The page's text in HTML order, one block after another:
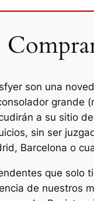
son una
grande
a su sitio
sin ser
Barcelona o
que solo
de nuestros